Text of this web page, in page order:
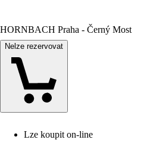
HORNBACH Praha - Černý Most
Nelze rezervovat
Lze koupit on-line